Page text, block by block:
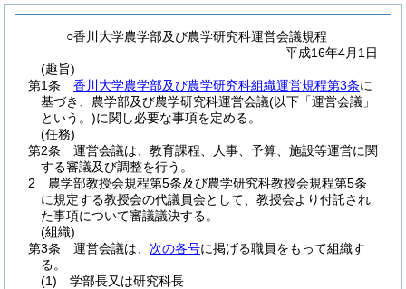
○香川大学農学部及び農学研究科運営会議規程
平成16年4月1日
(趣旨)
第1条
香川大学農学部及び農学研究科組織運営規程第3条に
基づき、農学部及び農学研究科運営会議(以下「運営会議」
という。)に関し必要な事項を定める。
(任務)
第2条
運営会議は、教育課程、人事、予算、施設等運営に関
する審議及び調整を行う。
2
農学部教授会規程第5条及び農学研究科教授会規程第5条
に規定する教授会の代議員会として、教授会より付託され
た事項について審議議決する。
(組織)
第3条
運営会議は、 次の各号に掲げる職員をもって組織す
る。
(1)
学部長又は研究科長